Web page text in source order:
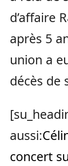
d’affaire
après 5
union a
décès de
aussi:
concert